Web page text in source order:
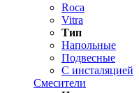
Roca
Vitra
Тип
Напольные
Подвесные
С инсталяцией
Смесители